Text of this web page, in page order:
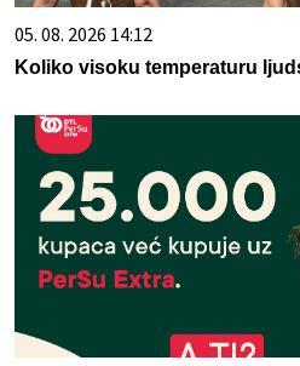
05. 08. 2026 14:12
Koliko visoku temperaturu